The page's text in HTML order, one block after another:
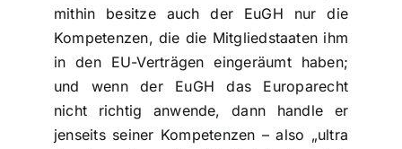
mithin besitze auch der EuGH nur die
Kompetenzen, die die Mitgliedstaaten ihm
in den EU-Verträgen eingeräumt haben;
und wenn der EuGH das Europarecht
nicht richtig anwende, dann handle er
jenseits seiner Kompetenzen – also „ultra